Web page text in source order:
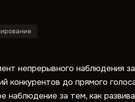
непрерывного наблюдения
конкурентов до прямого
наблюдение за тем, как